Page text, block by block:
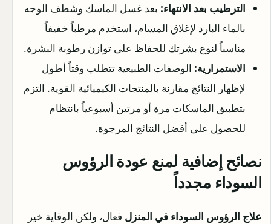
الترطيب بعد الانتهاء: بعد غسل الماسك وشطف الوجه
بالماء البارد لإغلاق المسام، استخدم مرطباً خفيفاً
مناسباً لنوع بشرتك للحفاظ على توازن رطوبة البشرة.
الاستمرارية: الوصفات الطبيعية تتطلب وقتاً أطول
لإظهار النتائج مقارنة بالمنتجات الكيميائية القوية. التزم
بتطبيق الماسكات مرة أو مرتين أسبوعياً بانتظام
للحصول على أفضل النتائج المرجوة.
نصائح إضافية لمنع عودة الرؤوس
السوداء مجدداً
علاج الرؤوس السوداء في المنزل فعال، ولكن الوقاية خير